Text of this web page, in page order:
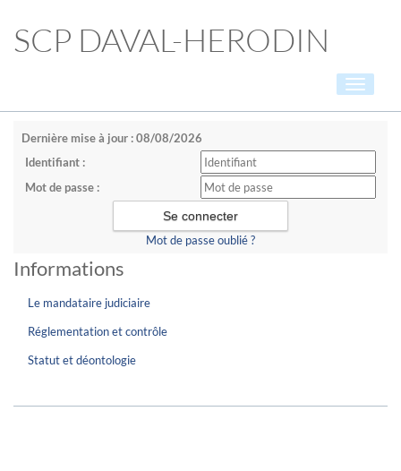
SCP DAVAL-HERODIN
Toggle
Dernière mise à jour : 08/08/2026
Identifiant :
Mot de passe :
Mot de passe oublié ?
Informations
Le mandataire judiciaire
Réglementation et contrôle
Statut et déontologie